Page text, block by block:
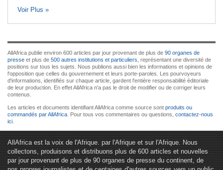
Voir Plus »
AllAfrica publie environ 600 articles par jour provenant de plus de 90 organes de
presse et plus de 500 autres institutions et particuliers , représentant une diversité de
positions sur tous les sujets. Nous publions aussi bien les informations et opinions de
l'opposition que celles du gouvernement et leurs porte-paroles. Les pourvoyeurs
d'informations, identifiés sur chaque article, gardent l'entière responsabilité éditoriale
de leur production. En effet AllAfrica n'a pas le droit de modifier ou de corriger leurs
contenus.
Les articles et documents identifiant AllAfrica comme source sont produits ou
commandés par AllAfrica . Pour tous vos commentaires ou questions, contactez-nous
ici
AllAfrica est la voix de l'Afrique. par l'Afrique et sur l'Afrique. Nous
collectons, produisons et distribuons plus de 600 articles et nouvelles
par jour provenant de plus de 90 organes de presse du continent, de